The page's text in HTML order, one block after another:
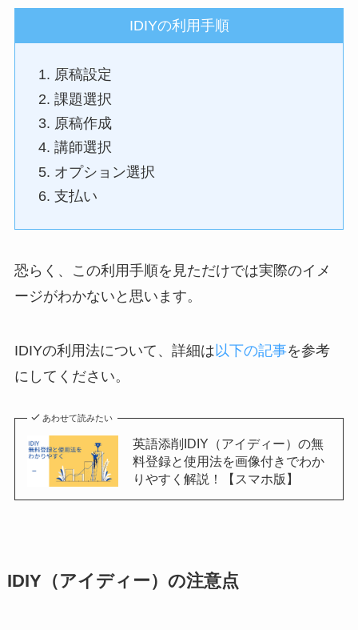
IDIYの利用手順
原稿設定
課題選択
原稿作成
講師選択
オプション選択
支払い
恐らく、この利用手順を見ただけでは実際のイメ
ージがわかないと思います。
IDIYの利用法について、詳細は 以下の記事を参考
にしてください。
あわせて読みたい
英語添削IDIY（アイディー）の無
料登録と使用法を画像付きでわか
りやすく解説！【スマホ版】
IDIY（アイディー）の注意点